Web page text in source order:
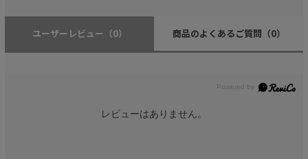
ユーザーレビュー （0） 商品のよくあるご質問 （0）
レビューはありません。